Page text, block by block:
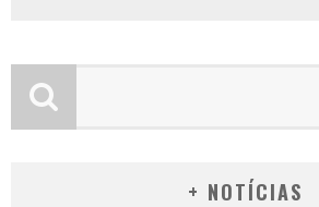
+ NOTÍCIAS